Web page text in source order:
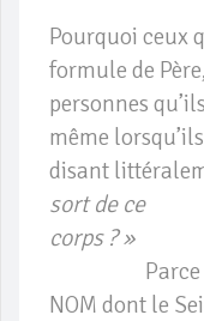
Pourquoi ceux
formule de
personnes
même
disant
sort de ce
NOM dont le